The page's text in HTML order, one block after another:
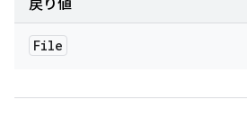
戻り値
File